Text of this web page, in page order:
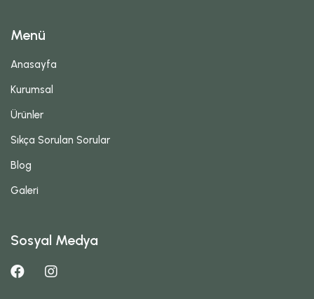
Menü
Anasayfa
Kurumsal
Ürünler
Sıkça Sorulan Sorular
Blog
Galeri
Sosyal Medya